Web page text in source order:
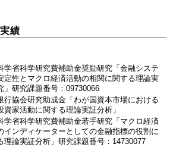
績
学省科学研究費補助金奨励研究「金融システ
定性とマクロ経済活動の相関に関する理論実
」研究課題番号：09730066
行協会研究助成金「わが国資本市場における
資家活動に関する理論実証分析」
学省科学研究費補助金若手研究「マクロ経済
インディケーターとしての金融指標の役割に
理論実証分析」研究課題番号：14730077